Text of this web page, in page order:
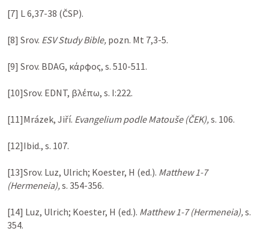
[7] L 6,37-38 (ČSP).
[8] Srov. ESV Study Bible, pozn. Mt 7,3-5.
[9] Srov. BDAG, κάρφος, s. 510-511.
[10]Srov. EDNT, βλέπω, s. I:222.
[11]Mrázek, Jiří. Evangelium podle Matouše (ČEK), s. 106.
[12]Ibid., s. 107.
[13]Srov. Luz, Ulrich; Koester, H (ed.). Matthew 1-7
(Hermeneia), s. 354-356.
[14] Luz, Ulrich; Koester, H (ed.). Matthew 1-7 (Hermeneia), s.
354.